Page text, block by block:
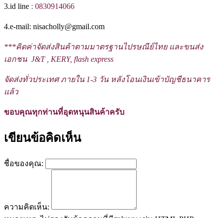
3.id line : 0830914066
4.e-mail: nisacholly@gmail.com
***คิดค่าจัดส่งสินค้าตามมาตรฐานไปรษณีย์ไทย และขนส่ง
เอกชน J&T , KERY, flash express
จัดส่งทั่วประเทศ ภายใน 1-3 วัน หลังโอนเงินเข้าบัญชีธนาคาร
แล้ว
ขอบคุณทุกท่านที่อุดหนุนสินค้าครับ
เขียนข้อคิดเห็น
ชื่อของคุณ:
ความคิดเห็น: